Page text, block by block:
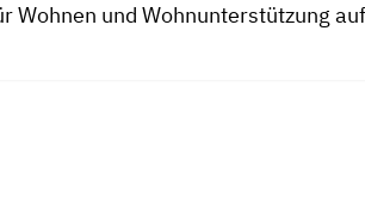
Wohnen und Wohnunterstützung